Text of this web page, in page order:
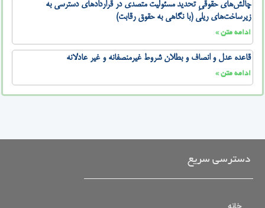
چالش‌های حقوقیِ تحدید مسئولیت متصدی در قراردادهای دسترسی به
زیرساخت‌های ریلی (با نگاهی به حقوق رقابت)
ادامه متن »
قاعده عدل و انصاف و بطلان شروط غیرمنصفانه و غیر عادلانه
ادامه متن »
دسترسی سریع